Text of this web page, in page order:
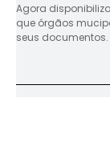
Agora
que órgãos
seus documentos.